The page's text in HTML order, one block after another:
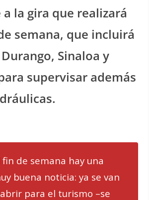
la gira que realizará
semana, que incluirá
Sinaloa y
supervisar además
fin de semana hay una
buena noticia: ya se van
para el turismo –se